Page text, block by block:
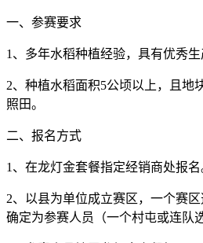
一、参赛要求
1、多年水稻种植经验，具有优秀生
2、种植水稻面积5公顷以上，且地
照田。
二、报名方式
1、在龙灯金套餐指定经销商处报名
2、以县为单位成立赛区，一个赛
确定为参赛人员（一个村屯或连队